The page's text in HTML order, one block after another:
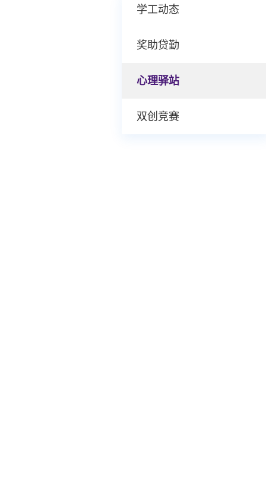
学工动态
奖助贷勤
心理驿站
双创竞赛